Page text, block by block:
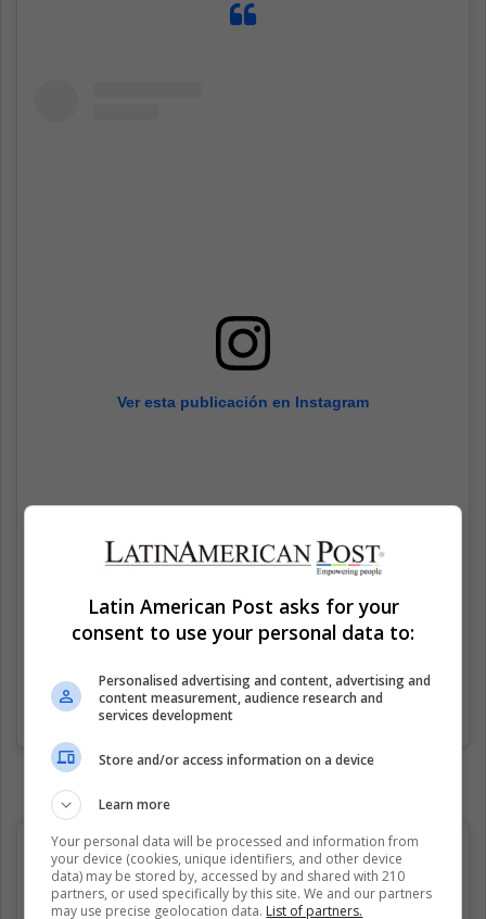
Ver esta publicación en Instagram
Latin American Post asks for your
consent to use your personal data to:
Personalised advertising and content, advertising and
content measurement, audience research and
services development
Store and/or access information on a device
Learn more
Your personal data will be processed and information from
your device (cookies, unique identifiers, and other device
data) may be stored by, accessed by and shared with 210
partners, or used specifically by this site. We and our partners
may use precise geolocation data. List of partners.